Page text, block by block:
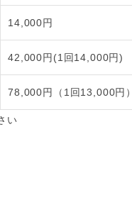
14,000円
42,000円(1回14,000円)
78,000円（1回13,000円
い